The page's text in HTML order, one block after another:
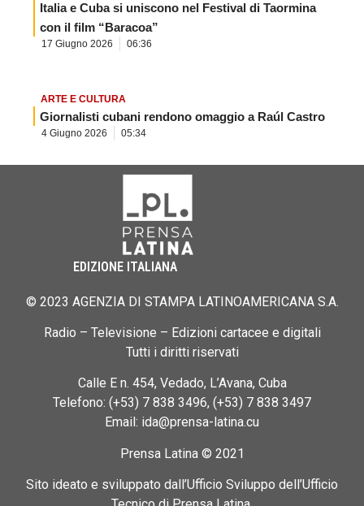
Italia e Cuba si uniscono nel Festival di Taormina
con il film “Baracoa”
17 Giugno 2026 06:36
ARTE E CULTURA
Giornalisti cubani rendono omaggio a Raúl Castro
4 Giugno 2026 05:34
EDIZIONE ITALIANA
© 2023 AGENZIA DI STAMPA LATINOAMERICANA S.A.
Radio – Televisione – Edizioni cartacee e digitali
Tutti i diritti riservati
Calle E n. 454, Vedado, L’Avana, Cuba
Telefono: (+53) 7 838 3496, (+53) 7 838 3497
Email: ida@prensa-latina.cu
Prensa Latina © 2021
Sito ideato e sviluppato dall’Ufficio Sviluppo dell’Ufficio